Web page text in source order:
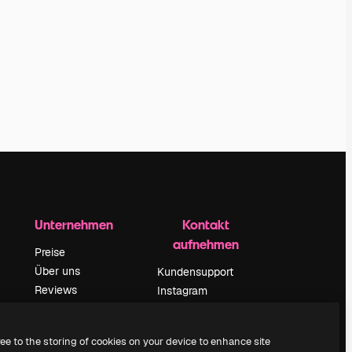
Unternehmen
Preise
Über uns
Reviews
Blog
Kontakt
aufnehmen
Kundensupport
Instagram
TikTok
to the storing of cookies on your device to enhance site